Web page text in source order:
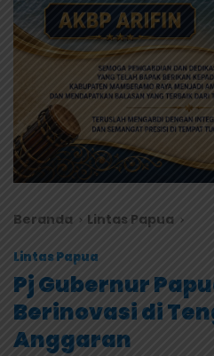
Beranda Lintas Papua
Lintas Papua
Pj Gubernur
Berinovasi di
Anggaran